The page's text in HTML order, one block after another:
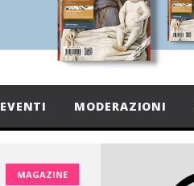
EVENTI MODERAZIONI
MAGAZINE